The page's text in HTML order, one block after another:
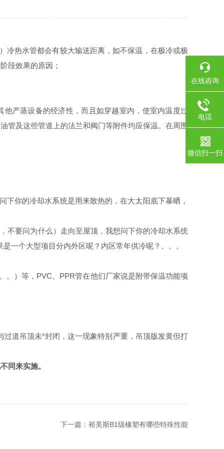
冷热水管都会有较大输送距离，如不保温，在极冷或极
段效果的原因；
产蒸设备的经济性，而且如穿越室内，使室内温度过
管及这些管道上的法兰和阀门等附件均应保温。在周围
你的冷却水系统是用来散热的，在大太阳底下暴晒，
不要问为什么）走向至屋顶，我想问下你的冷却水系统
个大型项目分内外区呢？内区常年供冷呢？。。。
。）等，PVC、PPR管在他们厂家说是附带保温功能项
道吊顶未*封闭，这一现象特别严重，吊顶版发黄但打
同来实施。
下一篇： 裕美斯B1级橡塑有哪些特殊性能
在线咨询
电话
微信扫一扫